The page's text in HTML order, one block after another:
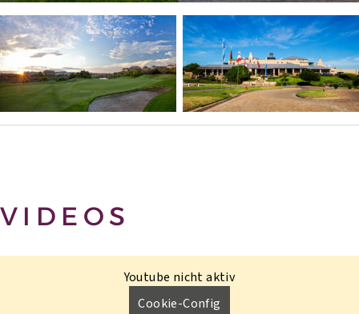
VIDEOS
Youtube nicht aktiv
Cookie-Config